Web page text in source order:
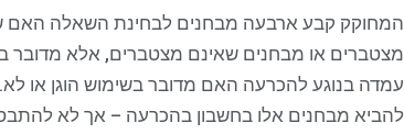
המחוקק קבע ארבעה מבחנים לבחינת השאלה האם
עמדה בנוגע להכרעה האם מדובר בשימוש הוגן או
להביא מבחנים אלו בחשבון בהכרעה – אך לא